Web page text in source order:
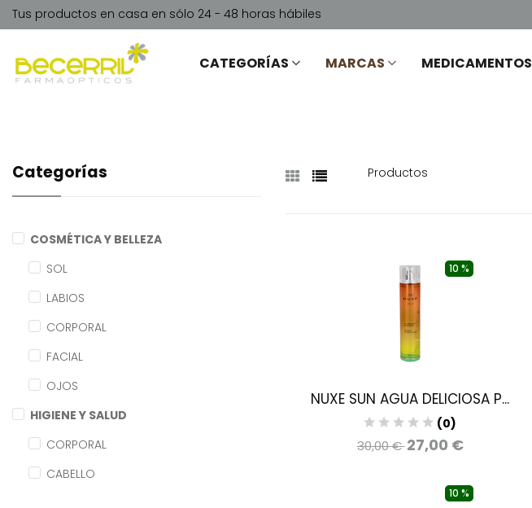
Tus productos en casa en sólo 24 - 48 horas hábiles
CATEGORÍAS MARCAS MEDICAMENTOS
Categorías
COSMÉTICA Y BELLEZA
SOL
LABIOS
CORPORAL
FACIAL
OJOS
HIGIENE Y SALUD
CORPORAL
CABELLO
Productos
10 %
NUXE SUN AGUA DELICIOSA P...
(0)
30,00 €27,00 €
10 %